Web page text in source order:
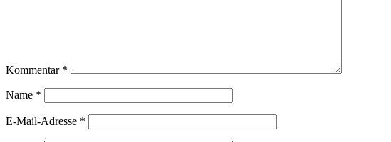
Kommentar *
Name *
E-Mail-Adresse *